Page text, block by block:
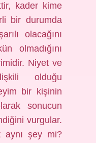
kader kime
bir durumda
olacağını
olmadığını
Niyet ve
olduğu
bir kişinin
sonucun
vurgular.
aynı şey mi?